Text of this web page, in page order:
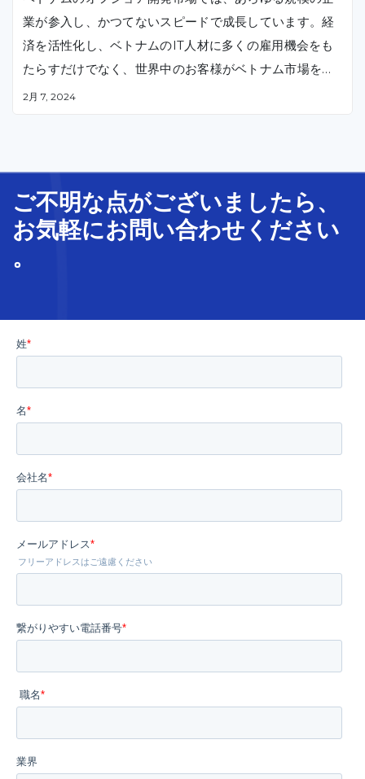
業が参入し、かつてないスピードで成長しています。経
済を活性化し、ベトナムのIT人材に多くの雇用機会をも
たらすだけでなく、世界中のお客様がベトナム市場を訪
れる際に、「どのITアウトソーシングサービスをオフシ
2月 7, 2024
ご不明な点がございましたら、
お気軽にお問い合わせ ください
。